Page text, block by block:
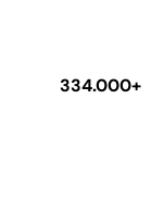
334.000+